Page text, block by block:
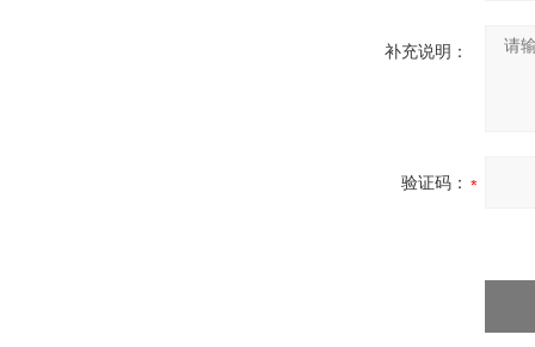
补充说明：
验证码：